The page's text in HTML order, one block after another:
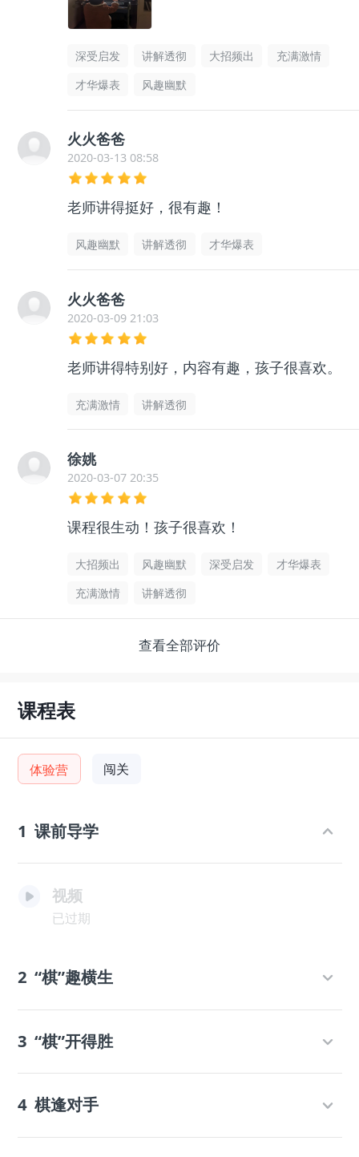
深受启发 讲解透彻 大招频出
充满激情
才华爆表
风趣幽默
火火爸爸
2020-03-13 08:58
老师讲得挺好，很有趣！
风趣幽默 讲解透彻 才华爆表
火火爸爸
2020-03-09 21:03
老师讲得特别好，内容有趣，孩子很喜欢。
充满激情 讲解透彻
徐姚
2020-03-07 20:35
课程很生动！孩子很喜欢！
大招频出 风趣幽默 深受启发
才华爆表
充满激情
讲解透彻
查看全部评价
课程表
体验营 闯关
1 课前导学
视频
已过期
2 “棋”趣横生
3 “棋”开得胜
4 棋逢对手